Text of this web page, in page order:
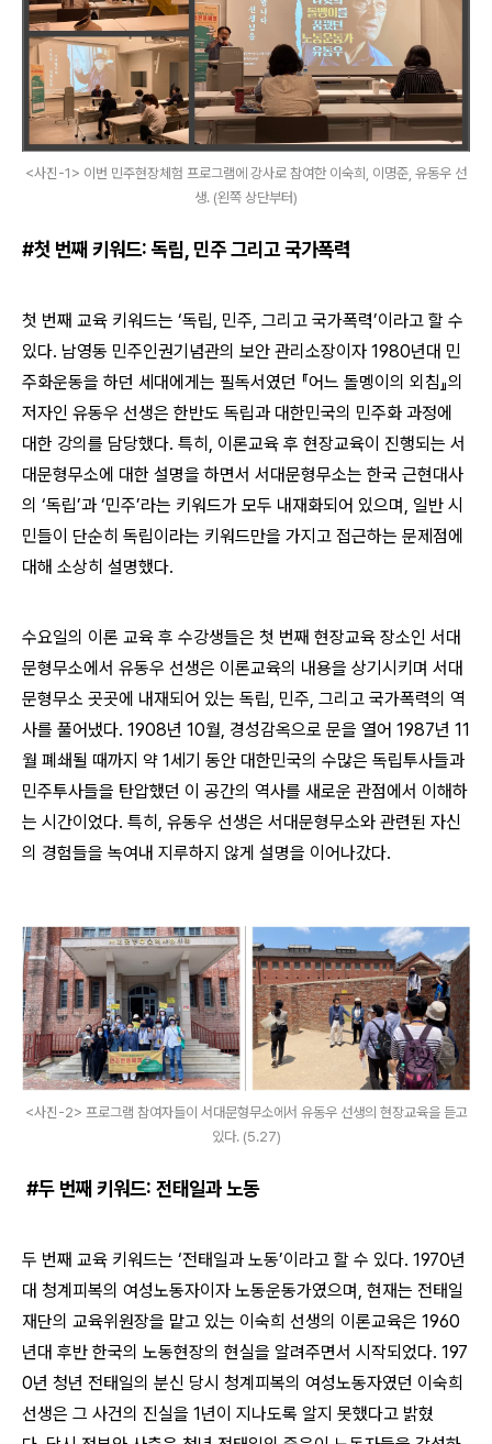
<사진-1> 이번 민주현장체험 프로그램에 강사로 참여한 이숙희, 이명준, 유동우 선
생. (왼쪽 상단부터)
#첫 번째 키워드: 독립 민주 그리고 국가폭력
첫 번째 교육 키워드는 ‘독립, 민주, 그리고 국가폭력’이라고 할 수
있다. 남영동 민주인권기념관의 보안 관리소장이자 1980년대 민
주화운동을 하던 세대에게는 필독서였던 『어느 돌멩이의 외침』의
저자인 유동우 선생은 한반도 독립과 대한민국의 민주화 과정에
대한 강의를 담당했다. 특히, 이론교육 후 현장교육이 진행되는 서
대문형무소에 대한 설명을 하면서 서대문형무소는 한국 근현대사
의 ‘독립’과 ‘민주’라는 키워드가 모두 내재화되어 있으며, 일반 시
민들이 단순히 독립이라는 키워드만을 가지고 접근하는 문제점에
대해 소상히 설명했다.
수요일의 이론 교육 후 수강생들은 첫 번째 현장교육 장소인 서대
문형무소에서 유동우 선생은 이론교육의 내용을 상기시키며 서대
문형무소 곳곳에 내재되어 있는 독립, 민주, 그리고 국가폭력의 역
사를 풀어냈다. 1908년 10월, 경성감옥으로 문을 열어 1987년 11
월 폐쇄될 때까지 약 1세기 동안 대한민국의 수많은 독립투사들과
민주투사들을 탄압했던 이 공간의 역사를 새로운 관점에서 이해하
는 시간이었다. 특히, 유동우 선생은 서대문형무소와 관련된 자신
의 경험들을 녹여내 지루하지 않게 설명을 이어나갔다.
<사진-2> 프로그램 참여자들이 서대문형무소에서 유동우 선생의 현장교육을 듣고
있다. (5.27)
#두 번째 키워드: 전태일과 노동
두 번째 교육 키워드는 ‘전태일과 노동’이라고 할 수 있다. 1970년
대 청계피복의 여성노동자이자 노동운동가였으며, 현재는 전태일
재단의 교육위원장을 맡고 있는 이숙희 선생의 이론교육은 1960
년대 후반 한국의 노동현장의 현실을 알려주면서 시작되었다. 197
0년 청년 전태일의 분신 당시 청계피복의 여성노동자였던 이숙희
선생은 그 사건의 진실을 1년이 지나도록 알지 못했다고 밝혔